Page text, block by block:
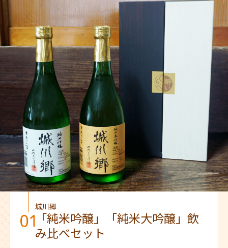
城川郷
「純米吟醸」「純米大吟醸」飲
み比べセット